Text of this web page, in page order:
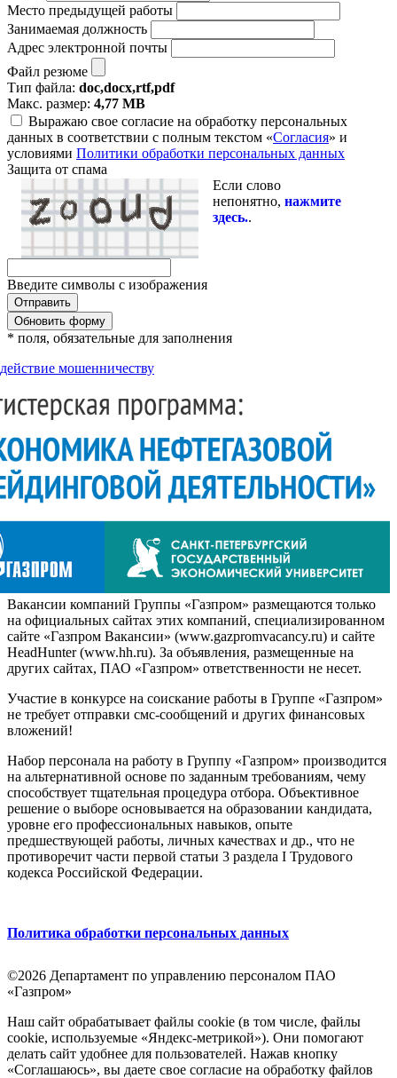
Место предыдущей работы
Занимаемая должность
Адрес электронной почты
Файл резюме
Тип файла: doc,docx,rtf,pdf
Макс. размер: 4,77 MB
Выражаю свое согласие на обработку персональных
данных в соответствии с полным текстом «Согласия» и
условиями Политики обработки персональных данных
Защита от спама
Если слово
непонятно, нажмите
здесь..
Введите символы с изображения
Обновить форму
* поля, обязательные для заполнения
мошенничеству
Вакансии компаний Группы «Газпром» размещаются только
на официальных сайтах этих компаний, специализированном
сайте «Газпром Вакансии» (www.gazpromvacancy.ru) и сайте
HeadHunter (www.hh.ru). За объявления, размещенные на
других сайтах, ПАО «Газпром» ответственности не несет.
Участие в конкурсе на соискание работы в Группе «Газпром»
не требует отправки смс-сообщений и других финансовых
вложений!
Набор персонала на работу в Группу «Газпром» производится
на альтернативной основе по заданным требованиям, чему
способствует тщательная процедура отбора. Объективное
решение о выборе основывается на образовании кандидата,
уровне его профессиональных навыков, опыте
предшествующей работы, личных качествах и др., что не
противоречит части первой статьи 3 раздела I Трудового
кодекса Российской Федерации.
Политика обработки персональных данных
©2026 Департамент по управлению персоналом ПАО
«Газпром»
Наш сайт обрабатывает файлы cookie (в том числе, файлы
cookie, используемые «Яндекс-метрикой»). Они помогают
делать сайт удобнее для пользователей. Нажав кнопку
«Соглашаюсь», вы даете свое согласие на обработку файлов